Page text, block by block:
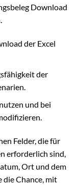
Download
der Excel
der
und bei
Felder, die für
erforderlich sind,
Ort und dem
die Chance, mit